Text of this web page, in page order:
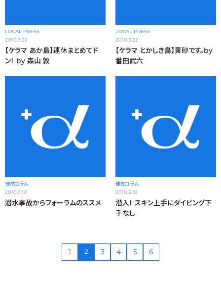
LOCAL PRESS
2010.3.22
【ケラマ あか島】連休まとめてド
ン！ by 森山 敦
LOCAL PRESS
2010.3.22
【ケラマ とかしき島】黄砂です。by
番田武六
徒然コラム
2010.3.19
潜水事故からフォーラムのススメ
徒然コラム
2010.3.19
潜入！ スキン上手にダイビング下
手なし
1 2 3 4 5 6